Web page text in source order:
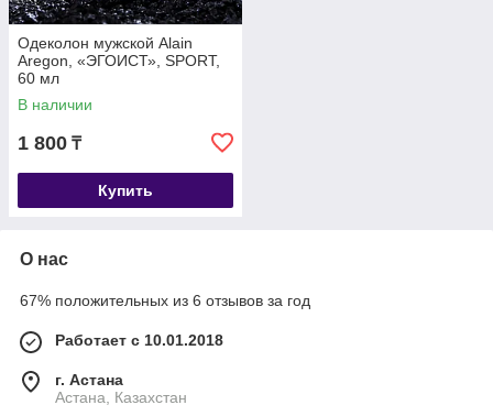
Одеколон мужской Alain
Aregon, «ЭГОИСТ», SPORT,
60 мл
В наличии
1 800 ₸
Купить
О нас
67% положительных из 6 отзывов за год
Работает с 10.01.2018
г. Астана
Астана, Казахстан